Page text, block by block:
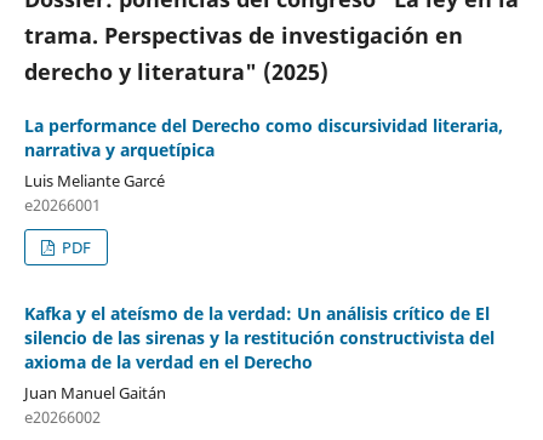
trama. Perspectivas de investigación en
derecho y literatura" (2025)
La performance del Derecho como discursividad literaria,
narrativa y arquetípica
Luis Meliante Garcé
e20266001
PDF
Kafka y el ateísmo de la verdad: Un análisis crítico de El
silencio de las sirenas y la restitución constructivista del
axioma de la verdad en el Derecho
Juan Manuel Gaitán
e20266002